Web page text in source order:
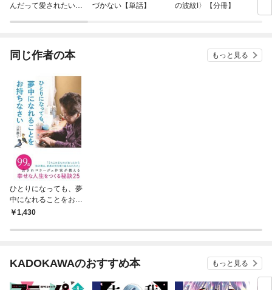
んだって愛されたい
づかない【単話】
の波紋Ⅰ〉【分冊】
同じ作者の本 もっと見る
ひとりになっても、夢
中になれることをお持
ちなさい
1,430
KADOKAWAのおすすめ本 もっと見る